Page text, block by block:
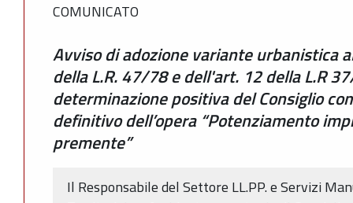
COMUNICATO
Avviso di adozione variante urbanistica
della L.R. 47/78 e dell'art. 12 della L.R
determinazione positiva del Consiglio
definitivo dell’opera “Potenziamento
premente”
Il Responsabile del Settore LL.PP. e Servizi